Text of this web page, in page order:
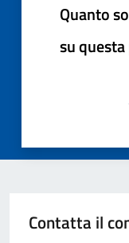
Quanto
su
Contatta il